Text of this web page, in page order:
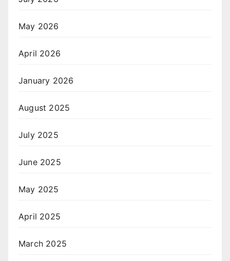
May 2026
April 2026
January 2026
August 2025
July 2025
June 2025
May 2025
April 2025
March 2025